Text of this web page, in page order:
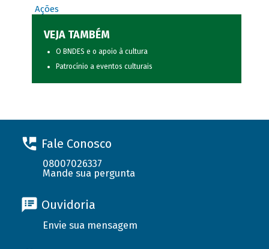
Ações
VEJA TAMBÉM
O BNDES e o apoio à cultura
Patrocínio a eventos culturais
Fale Conosco
08007026337
Mande sua pergunta
Ouvidoria
Envie sua mensagem